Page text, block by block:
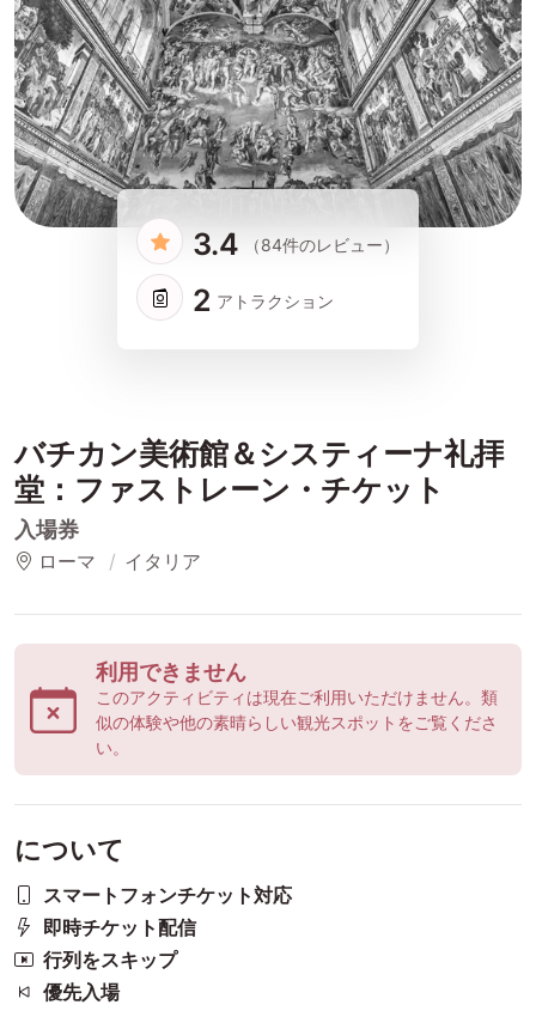
3.4 （84件のレビュー）
2 アトラクション
バチカン美術館＆システィーナ礼拝
堂：ファストレーン・チケット
入場券
ローマ イタリア
利用できません
このアクティビティは現在ご利用いただけません。類
似の体験や他の素晴らしい観光スポットをご覧くださ
い。
について
スマートフォンチケット対応
即時チケット配信
行列をスキップ
優先入場